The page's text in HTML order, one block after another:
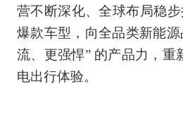
营不断深化、全球布局稳
爆款车型，向全品类新能
流、更强悍” 的产品力，重
电出行体验。